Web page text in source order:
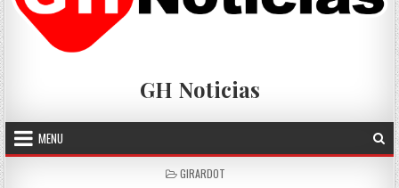
GH Noticias
MENU
POSTED
GIRARDOT